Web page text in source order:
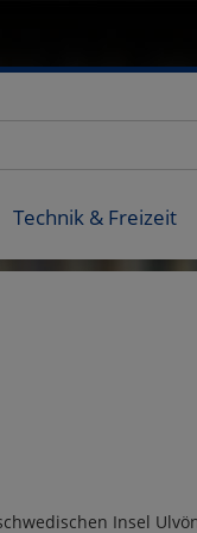
Technik & Freizeit
Insel